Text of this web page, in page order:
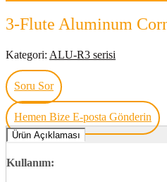
3-Flute Aluminum
Kategori: ALU-R3 serisi
Soru Sor
Hemen Bize E-posta Gönderin
Ürün Açıklaması
Kullanım: